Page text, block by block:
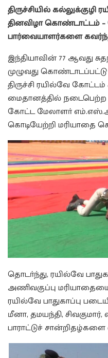
திருச்சியில் கல்லுக்குழி
தினவிழா கொண்டாட்டம்
பார்வையாளர்களை
இந்தியாவின் 77 ஆவது
முழுவது
திருச்சி ரயில்வே கோட்டம்
மைதானத்தில் நடைபெற்ற
கோட்ட மேலாளா்
கொடியேற்றி மரியாதை
தொடா்ந்து, ரயில்வே
அணிவகுப்பு
ரயில்வே பாதுகாப்பு
மீனா, தமயந்தி,
பாராட்டுச்